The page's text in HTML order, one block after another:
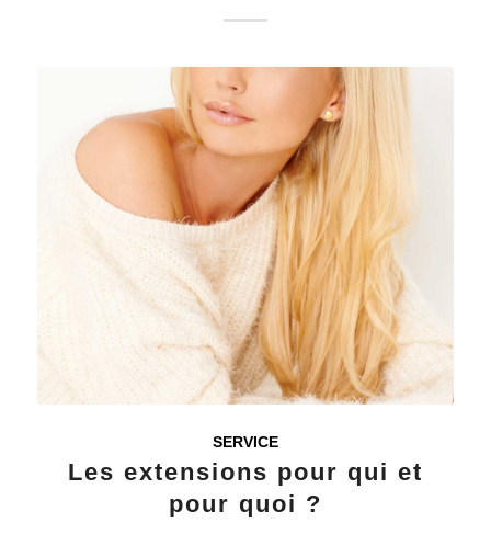
SERVICE
Les extensions pour qui et
pour quoi ?